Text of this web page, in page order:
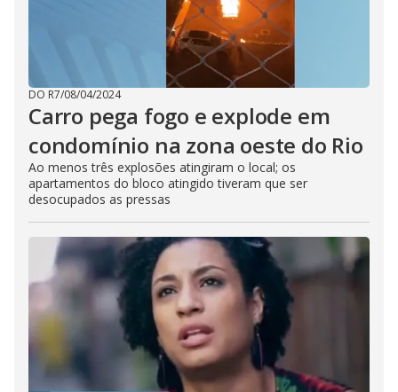
DO R7/08/04/2024
Carro pega fogo e explode em
condomínio na zona oeste do Rio
Ao menos três explosões atingiram o local; os
apartamentos do bloco atingido tiveram que ser
desocupados as pressas